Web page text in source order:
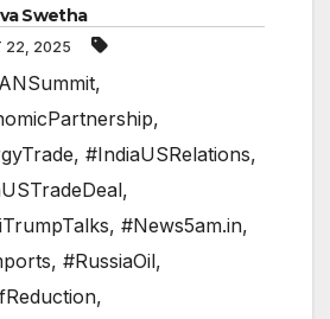
Swetha
22, 2025
,
,
, #IndiaUSRelations,
,
, #News5am.in,
, #RussiaOil,
,